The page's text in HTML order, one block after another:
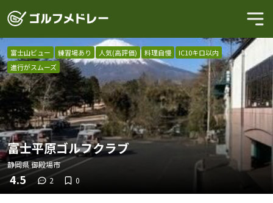
富士山ビュー 練習場あり 人気(高評価) 料理自慢
IC10キロ以内
進行がスムーズ
富士平原ゴルフクラブ
静岡県御殿場市
4.5 2 0